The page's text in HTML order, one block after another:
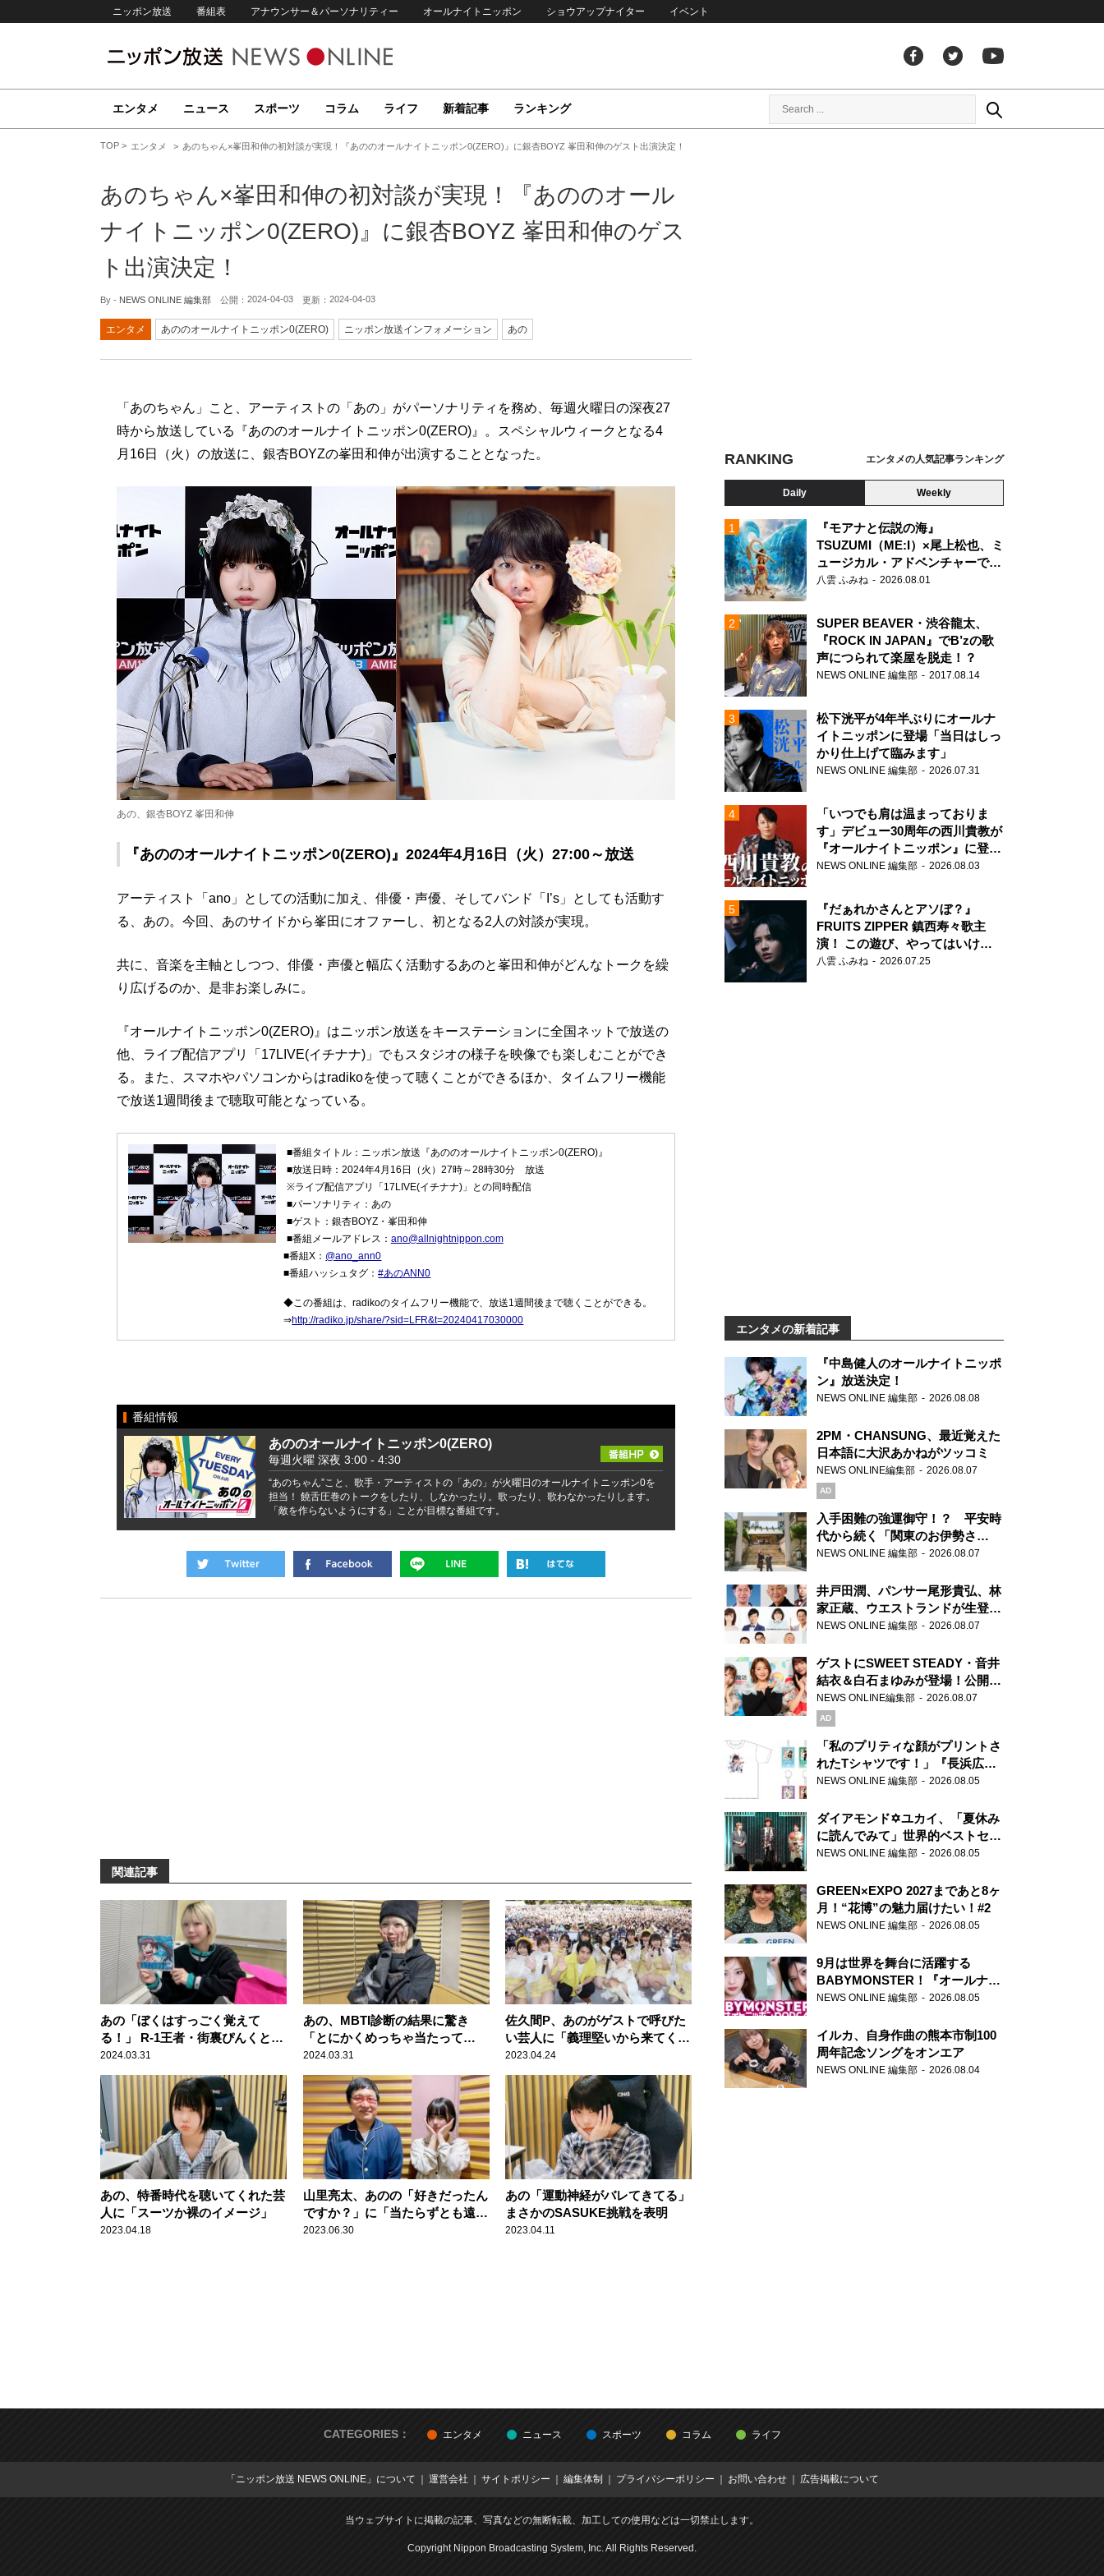
ニッポン放送 番組表 アナウンサー＆パーソナリティー オールナイトニッポン ショウアップナイター イベント
エンタメ ニュース スポーツ コラム ライフ 新着記事 ランキング
TOP エンタメ あのちゃん×峯田和伸の初対談が実現！『あののオールナイトニッポン0(ZERO)』に銀杏BOYZ 峯田和伸のゲスト出演決定！
あのちゃん×峯田和伸の初対談が実現！『あののオール
ナイトニッポン0(ZERO)』に銀杏BOYZ 峯田和伸のゲス
ト出演決定！
By - NEWS ONLINE 編集部 公開： 2024-04-03 更新： 2024-04-03
エンタメ あののオールナイトニッポン0(ZERO) ニッポン放送インフォメーション あの
「あのちゃん」こと、アーティストの「あの」がパーソナリティを務め、毎週火曜日の深夜27
時から放送している『あののオールナイトニッポン0(ZERO)』。スペシャルウィークとなる4
月16日（火）の放送に、銀杏BOYZの峯田和伸が出演することとなった。
あの、銀杏BOYZ 峯田和伸
『あののオールナイトニッポン0(ZERO)』2024年4月16日（火）27:00～放送
アーティスト「ano」としての活動に加え、俳優・声優、そしてバンド「I’s」としても活動す
る、あの。今回、あのサイドから峯田にオファーし、初となる2人の対談が実現。
共に、音楽を主軸としつつ、俳優・声優と幅広く活動するあのと峯田和伸がどんなトークを繰
り広げるのか、是非お楽しみに。
『オールナイトニッポン0(ZERO)』はニッポン放送をキーステーションに全国ネットで放送の
他、ライブ配信アプリ「17LIVE(イチナナ)」でもスタジオの様子を映像でも楽しむことができ
る。また、スマホやパソコンからはradikoを使って聴くことができるほか、タイムフリー機能
で放送1週間後まで聴取可能となっている。
■番組タイトル：ニッポン放送『あののオールナイトニッポン0(ZERO)』
■放送日時：2024年4月16日（火）27時～28時30分 放送
※ライブ配信アプリ「17LIVE(イチナナ)」との同時配信
■パーソナリティ：あの
■ゲスト：銀杏BOYZ・峯田和伸
■番組メールアドレス： ano@allnightnippon.com
■番組X： @ano_ann0
■番組ハッシュタグ：#あのANN0
◆この番組は、radikoのタイムフリー機能で、放送1週間後まで聴くことができる。
⇒http://radiko.jp/share/?sid=LFR&t=20240417030000
番組情報
あののオールナイトニッポン0(ZERO)
毎週火曜 深夜 3:00 - 4:30
“あのちゃん”こと、歌手・アーティストの「あの」が火曜日のオールナイトニッポン0を
担当！ 饒舌圧巻のトークをしたり、しなかったり。歌ったり、歌わなかったりします。
「敵を作らないようにする」ことが目標な番組です。
関連記事
あの「ぼくはすっごく覚えて
る！」 R-1王者・街裏ぴんくとの
接点を明かす
2024.03.31
あの、MBTI診断の結果に驚き
「とにかくめっちゃ当たって
て……」
2024.03.31
佐久間P、あのがゲストで呼びた
い芸人に「義理堅いから来てくれ
るんじゃない？」
2023.04.24
あの、特番時代を聴いてくれた芸
人に「スーツか裸のイメージ」
2023.04.18
山里亮太、あのの「好きだったん
ですか？」に「当たらずとも遠か
らずで」と真意告白
2023.06.30
あの「運動神経がバレてきてる」
まさかのSASUKE挑戦を表明
2023.04.11
RANKING エンタメの人気記事ランキング
Daily Weekly
『モアナと伝説の海』
TSUZUMI（ME:I）×尾上松也、ミ
ュージカル・アドベンチャーで美
声を響かせる
八雲 ふみね 2026.08.01
SUPER BEAVER・渋谷龍太、
『ROCK IN JAPAN』でB’zの歌
声につられて楽屋を脱走！？
NEWS ONLINE 編集部 2017.08.14
松下洸平が4年半ぶりにオールナ
イトニッポンに登場「当日はしっ
かり仕上げて臨みます」
NEWS ONLINE 編集部 2026.07.31
「いつでも肩は温まっておりま
す」デビュー30周年の西川貴教が
『オールナイトニッポン』に登
場！
NEWS ONLINE 編集部 2026.08.03
『だぁれかさんとアソぼ？』
FRUITS ZIPPER 鎮西寿々歌主
演！ この遊び、やってはいけま
せん。
八雲 ふみね 2026.07.25
エンタメの新着記事
『中島健人のオールナイトニッポ
ン』放送決定！
NEWS ONLINE 編集部 2026.08.08
2PM・CHANSUNG、最近覚えた
日本語に大沢あかねがツッコミ
NEWS ONLINE編集部 2026.08.07
AD
入手困難の強運御守！？ 平安時
代から続く「関東のお伊勢さ
ま」、芝大神宮にてランパンプス
NEWS ONLINE 編集部 2026.08.07
井戸田潤、パンサー尾形貴弘、林
家正蔵、ウエストランドが生登
場！『ラジオビバリー昼ズ』
NEWS ONLINE 編集部 2026.08.07
ゲストにSWEET STEADY・音井
結衣＆白石まゆみが登場！公開収
録で素顔全開！
NEWS ONLINE編集部 2026.08.07
AD
「私のプリティな顔がプリントさ
れたTシャツです！」『長浜広奈
天下無双』初の番組グッズ発売
NEWS ONLINE 編集部 2026.08.05
ダイアモンド✡ユカイ、「夏休み
に読んでみて」世界的ベストセラ
ー『アナスタシア』を紹介
NEWS ONLINE 編集部 2026.08.05
GREEN×EXPO 2027まであと8ヶ
月！“花博”の魅力届けたい！#2
NEWS ONLINE 編集部 2026.08.05
9月は世界を舞台に活躍する
BABYMONSTER！『オールナイ
トニッポンPODCAST』月替わり
NEWS ONLINE 編集部 2026.08.05
イルカ、自身作曲の熊本市制100
周年記念ソングをオンエア
NEWS ONLINE 編集部 2026.08.04
CATEGORIES： エンタメ ニュース スポーツ コラム ライフ
「ニッポン放送 NEWS ONLINE」について 運営会社 サイトポリシー 編集体制 プライバシーポリシー お問い合わせ 広告掲載について
当ウェブサイトに掲載の記事、写真などの無断転載、加工しての使用などは一切禁止します。
Copyright Nippon Broadcasting System, Inc. All Rights Reserved.